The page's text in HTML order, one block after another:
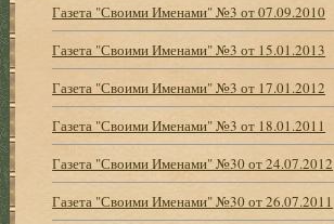
Газета "Своими Именами" №3 от 07.09.2010
Газета "Своими Именами" №3 от 15.01.2013
Газета "Своими Именами" №3 от 17.01.2012
Газета "Своими Именами" №3 от 18.01.2011
Газета "Своими Именами" №30 от 24.07.2012
Газета "Своими Именами" №30 от 26.07.2011